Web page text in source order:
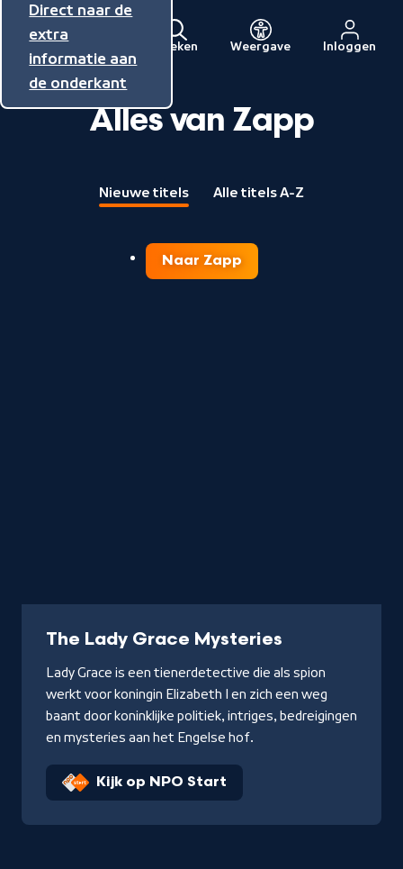
Direct naar de
inhoud
Direct naar de
hoofdnavigatie
Direct naar de
extra
informatie aan
de onderkant
Menu
Naar
de
beginpagina
Zoeken Weergave Inloggen
Alles van Zapp
Nieuwe titels Alle titels A-Z
Naar Zapp
The Lady Grace Mysteries
Lady Grace is een tienerdetective die als spion
werkt voor koningin Elizabeth I en zich een weg
baant door koninklijke politiek, intriges, bedreigingen
en mysteries aan het Engelse hof.
Kijk op NPO Start